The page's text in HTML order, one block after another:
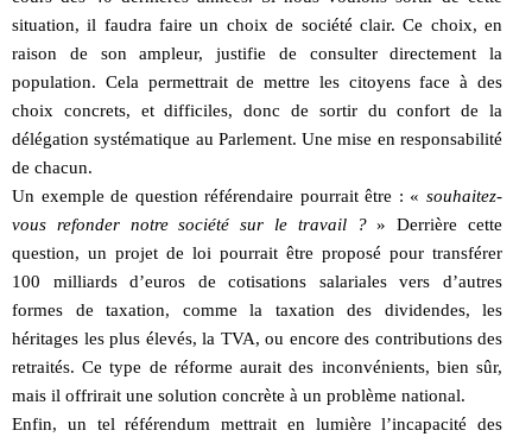
situation, il faudra faire un choix de société clair. Ce choix, en
raison de son ampleur, justifie de consulter directement la
population. Cela permettrait de mettre les citoyens face à des
choix concrets, et difficiles, donc de sortir du confort de la
délégation systématique au Parlement. Une mise en responsabilité
de chacun.
Un exemple de question référendaire pourrait être : « souhaitez-
vous refonder notre société sur le travail ?» Derrière cette
question, un projet de loi pourrait être proposé pour transférer
100 milliards d’euros de cotisations salariales vers d’autres
formes de taxation, comme la taxation des dividendes, les
héritages les plus élevés, la TVA, ou encore des contributions des
retraités. Ce type de réforme aurait des inconvénients, bien sûr,
mais il offrirait une solution concrète à un problème national.
Enfin, un tel référendum mettrait en lumière l’incapacité des